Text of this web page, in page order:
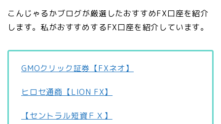
こんじゃるかブログが厳選したおすすめFX口座を紹介
します。私がおすすめするFX口座を紹介しています。
GMOクリック証券【FXネオ】
ヒロセ通商【LION FX】
【セントラル短資ＦＸ】